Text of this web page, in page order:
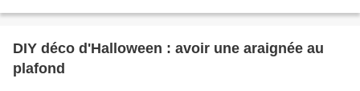
DIY déco d'Halloween : avoir une araignée au
plafond